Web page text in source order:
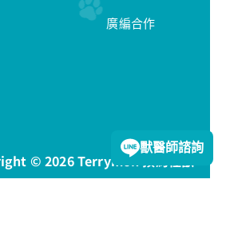
廣編合作
隱私權政策
© 2026 Terrymon 預約怪獸
獸醫師諮詢